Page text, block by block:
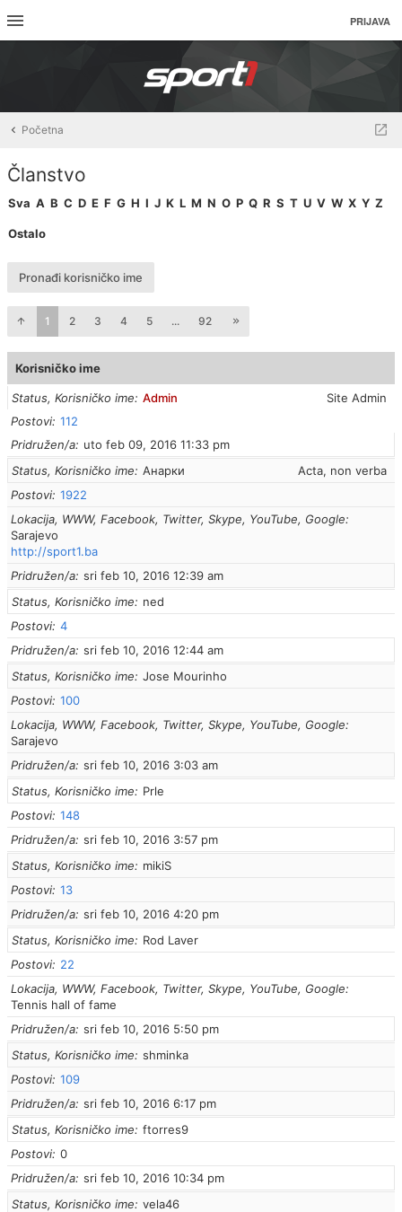
PRIJAVA
Početna
Članstvo
Sva A B C D E F G H I J K L M N O P Q R S T U V W X Y Z
Ostalo
Pronađi korisničko ime
1 2 3 4 5 ... 92
Korisničko ime
Status, Korisničko ime Site Admin
Admin
Postovi 112
Pridružen/a
uto feb 09, 2016 11:33 pm
Status, Korisničko ime
Acta, non verba
Анарки
Postovi 1922
Lokacija, WWW, Facebook, Twitter, Skype, YouTube, Google
Sarajevo
http://sport1.ba
Pridružen/a sri feb 10, 2016 12:39 am
Status, Korisničko ime
ned
Postovi 4
Pridružen/a sri feb 10, 2016 12:44 am
Status, Korisničko ime
Jose Mourinho
Postovi 100
Lokacija, WWW, Facebook, Twitter, Skype, YouTube, Google
Sarajevo
Pridružen/a sri feb 10, 2016 3:03 am
Status, Korisničko ime
Prle
Postovi 148
Pridružen/a sri feb 10, 2016 3:57 pm
Status, Korisničko ime
mikiS
Postovi 13
Pridružen/a sri feb 10, 2016 4:20 pm
Status, Korisničko ime
Rod Laver
Postovi
22
Lokacija, WWW, Facebook, Twitter, Skype, YouTube, Google
Tennis hall of fame
Pridružen/a sri feb 10, 2016 5:50 pm
Status, Korisničko ime
shminka
Postovi 109
Pridružen/a sri feb 10, 2016 6:17 pm
Status, Korisničko ime
ftorres9
Postovi 0
Pridružen/a sri feb 10, 2016 10:34 pm
Status, Korisničko ime
vela46